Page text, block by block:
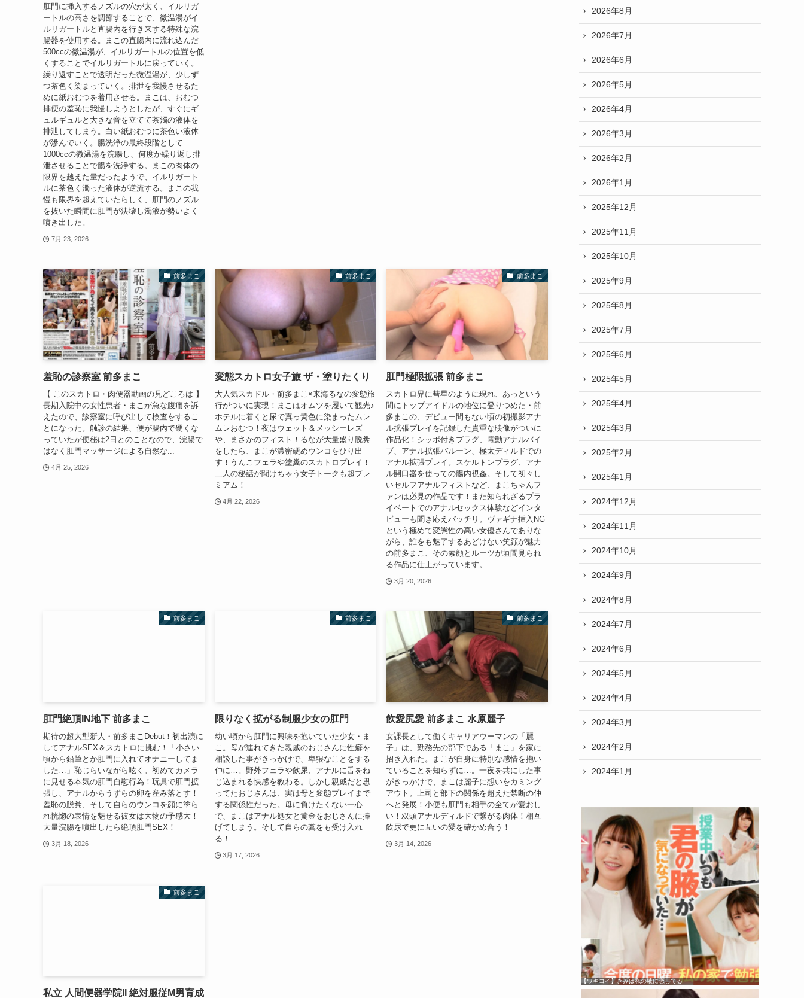
肛門に挿入するノズルの穴が太く、イルリガ
ートルの高さを調節することで、微温湯がイ
ルリガートルと直腸内を行き来する特殊な浣
腸器を使用する。まこの直腸内に流れ込んだ
500ccの微温湯が、イルリガートルの位置を低
くすることでイルリガートルに戻っていく。
繰り返すことで透明だった微温湯が、少しず
つ茶色く染まっていく。排泄を我慢させるた
めに紙おむつを着用させる。まこは、おむつ
排便の羞恥に我慢しようとしたが、すぐにギ
ュルギュルと大きな音を立てて茶濁の液体を
排泄してしまう。白い紙おむつに茶色い液体
が滲んでいく。腸洗浄の最終段階として
1000ccの微温湯を浣腸し、何度か繰り返し排
泄させることで腸を洗浄する。まこの肉体の
限界を越えた量だったようで、イルリガート
ルに茶色く濁った液体が逆流する。まこの我
慢も限界を超えていたらしく、肛門のノズル
を抜いた瞬間に肛門が決壊し濁液が勢いよく
噴き出した。
7月 23, 2026
前多まこ
羞恥の診察室 前多まこ
【 このスカトロ・肉便器動画の見どころは 】
長期入院中の女性患者・まこが急な腹痛を訴
えたので、診察室に呼び出して検査をするこ
とになった。触診の結果、便が腸内で硬くな
っていたが便秘は2日とのことなので、浣腸で
はなく肛門マッサージによる自然な...
4月 25, 2026
前多まこ
変態スカトロ女子旅 ザ・塗りたくり
大人気スカドル・前多まこ×来海るなの変態旅
行がついに実現！まこはオムツを履いて観光♪
ホテルに着くと尿で真っ黄色に染まったムレ
ムレおむつ！夜はウェット＆メッシーレズ
や、まさかのフィスト！るなが大量盛り脱糞
をしたら、まこが濃密硬めウンコをひり出
す！うんこフェラや塗糞のスカトロプレイ！
二人の秘話が聞けちゃう女子トークも超プレ
ミアム！
4月 22, 2026
前多まこ
肛門極限拡張 前多まこ
スカトロ界に彗星のように現れ、あっという
間にトップアイドルの地位に登りつめた・前
多まこの、デビュー間もない頃の初撮影アナ
ル拡張プレイを記録した貴重な映像がついに
作品化！シッポ付きブラグ、電動アナルバイ
ブ、アナル拡張バルーン、極太ディルドでの
アナル拡張プレイ。スケルトンプラグ、アナ
ル開口器を使っての腸内視姦。そして初々し
いセルフアナルフィストなど、まこちゃんフ
ァンは必見の作品です！また知られざるプラ
イベートでのアナルセックス体験などインタ
ビューも聞き応えバッチリ。ヴァギナ挿入NG
という極めて変態性の高い女優さんでありな
がら、誰をも魅了するあどけない笑顔が魅力
の前多まこ、その素顔とルーツが垣間見られ
る作品に仕上がっています。
3月 20, 2026
前多まこ
肛門絶頂IN地下 前多まこ
期待の超大型新人・前多まこDebut！初出演に
してアナルSEX＆スカトロに挑む！「小さい
頃から鉛筆とか肛門に入れてオナニーしてま
した…」恥じらいながら呟く。初めてカメラ
に見せる本気の肛門自慰行為！玩具で肛門拡
張し、アナルからうずらの卵を産み落とす！
羞恥の脱糞、そして自らのウンコを顔に塗ら
れ恍惚の表情を魅せる彼女は大物の予感大！
大量浣腸を噴出したら絶頂肛門SEX！
3月 18, 2026
前多まこ
限りなく拡がる制服少女の肛門
幼い頃から肛門に興味を抱いていた少女・ま
こ。母が連れてきた親戚のおじさんに性癖を
相談した事がきっかけで、卑猥なことをする
仲に…。野外フェラや飲尿、アナルに舌をね
じ込まれる快感を教わる。しかし親戚だと思
ってたおじさんは、実は母と変態プレイまで
する関係性だった。母に負けたくない一心
で、まこはアナル処女と黄金をおじさんに捧
げてしまう。そして自らの糞をも受け入れ
る！
3月 17, 2026
前多まこ
飲愛尻愛 前多まこ 水原麗子
女課長として働くキャリアウーマンの「麗
子」は、勤務先の部下である「まこ」を家に
招き入れた。まこが自身に特別な感情を抱い
ていることを知らずに…。一夜を共にした事
がきっかけで、まこは麗子に想いをカミング
アウト。上司と部下の関係を超えた禁断の仲
へと発展！小便も肛門も相手の全てが愛おし
い！双頭アナルディルドで繋がる肉体！相互
飲尿で更に互いの愛を確かめ合う！
3月 14, 2026
前多まこ
私立 人間便器学院II 絶対服従M男育成
2026年8月
2026年7月
2026年6月
2026年5月
2026年4月
2026年3月
2026年2月
2026年1月
2025年12月
2025年11月
2025年10月
2025年9月
2025年8月
2025年7月
2025年6月
2025年5月
2025年4月
2025年3月
2025年2月
2025年1月
2024年12月
2024年11月
2024年10月
2024年9月
2024年8月
2024年7月
2024年6月
2024年5月
2024年4月
2024年3月
2024年2月
2024年1月